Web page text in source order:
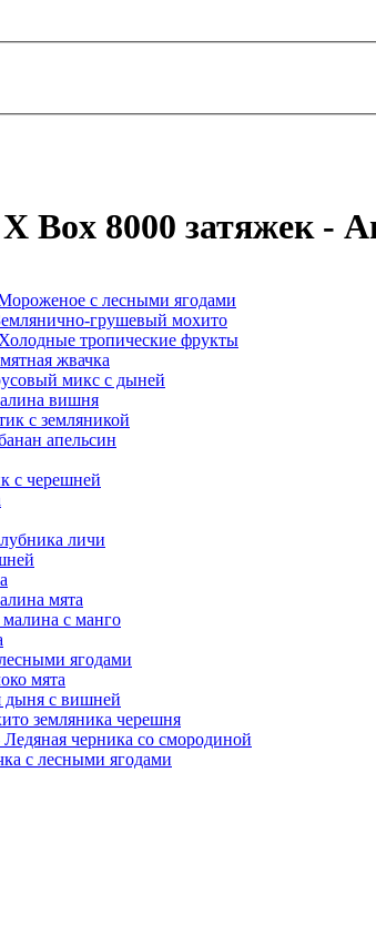
Box 8000 затяжек -
с лесными ягодами
грушевый мохито
тропические фрукты
жвачка
микс с дыней
вишня
с земляникой
апельсин
с черешней
личи
мята
с манго
ягодами
мята
дыня с вишней
земляника черешня
черника со смородиной
с лесными ягодами